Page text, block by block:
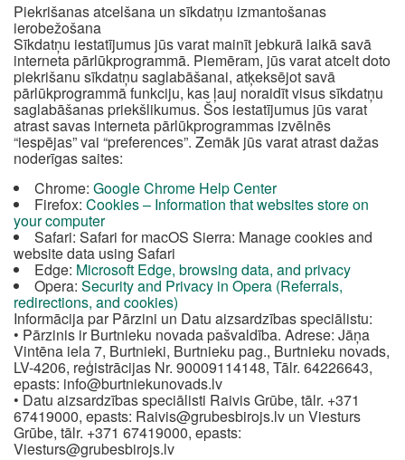
Piekrišanas atcelšana un sīkdatņu izmantošanas
ierobežošana
Sīkdatņu iestatījumus jūs varat mainīt jebkurā laikā savā
interneta pārlūkprogrammā. Piemēram, jūs varat atcelt doto
piekrišanu sīkdatņu saglabāšanai, atķeksējot savā
pārlūkprogrammā funkciju, kas ļauj noraidīt visus sīkdatņu
saglabāšanas priekšlikumus. Šos iestatījumus jūs varat
atrast savas interneta pārlūkprogrammas izvēlnēs
“iespējas” vai “preferences”. Zemāk jūs varat atrast dažas
noderīgas saites:
Chrome: Google Chrome Help Center
Firefox: Cookies – Information that websites store on
your computer
Safari: Safari for macOS Sierra: Manage cookies and
website data using Safari
Edge: Microsoft Edge, browsing data, and privacy
Opera: Security and Privacy in Opera (Referrals,
redirections, and cookies)
Informācija par Pārzini un Datu aizsardzības speciālistu:
• Pārzinis ir Burtnieku novada pašvaldība. Adrese: Jāņa
Vintēna iela 7, Burtnieki, Burtnieku pag., Burtnieku novads,
LV-4206, reģistrācijas Nr. 90009114148, Tālr. 64226643,
epasts: info@burtniekunovads.lv
• Datu aizsardzības speciālisti Raivis Grūbe, tālr. +371
67419000, epasts: Raivis@grubesbirojs.lv un Viesturs
Grūbe, tālr. +371 67419000, epasts:
Viesturs@grubesbirojs.lv